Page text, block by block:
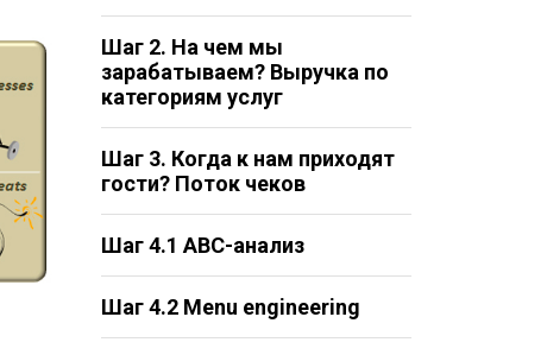
Шаг 2. На чем мы
зарабатываем? Выручка по
категориям услуг
Шаг 3. Когда к нам приходят
гости? Поток чеков
Шаг 4.1 АВС-анализ
Шаг 4.2 Menu engineering